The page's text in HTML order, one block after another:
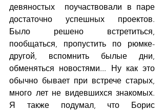
девяностых  поучаствовали в паре
достаточно успешных проектов.
Было решено встретиться,
пообщаться, пропустить по рюмке-
другой, вспомнить былые дни,
обменяться новостями... Ну как это
обычно бывает при встрече старых,
много лет не видевшихся знакомых.
Я также подумал, что Борис